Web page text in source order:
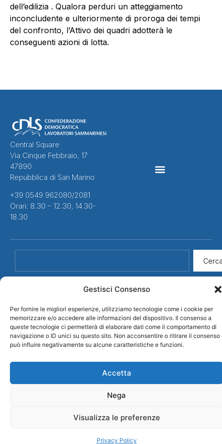
Gestisci Consenso
Per fornire le migliori esperienze, utilizziamo tecnologie come i cookie per
memorizzare e/o accedere alle informazioni del dispositivo. Il consenso a
queste tecnologie ci permetterà di elaborare dati come il comportamento di
navigazione o ID unici su questo sito. Non acconsentire o ritirare il consenso
può influire negativamente su alcune caratteristiche e funzioni.
Accetta
Nega
Visualizza le preferenze
Privacy Policy
dell’edilizia . Qualora perduri un atteggiamento
inconcludente e ulteriormente di proroga dei tempi
del confronto, l’Attivo dei quadri adotterà le
conseguenti azioni di lotta.
Central Square
Via Cinque Febbraio, 17
47890
Repubblica di San Marino
+39 0549 962080/2081
Orari: 8.30 – 12.30, 14.30-
18.30
© 2026 CDLS
Confederazione
Privacy Policy Credits